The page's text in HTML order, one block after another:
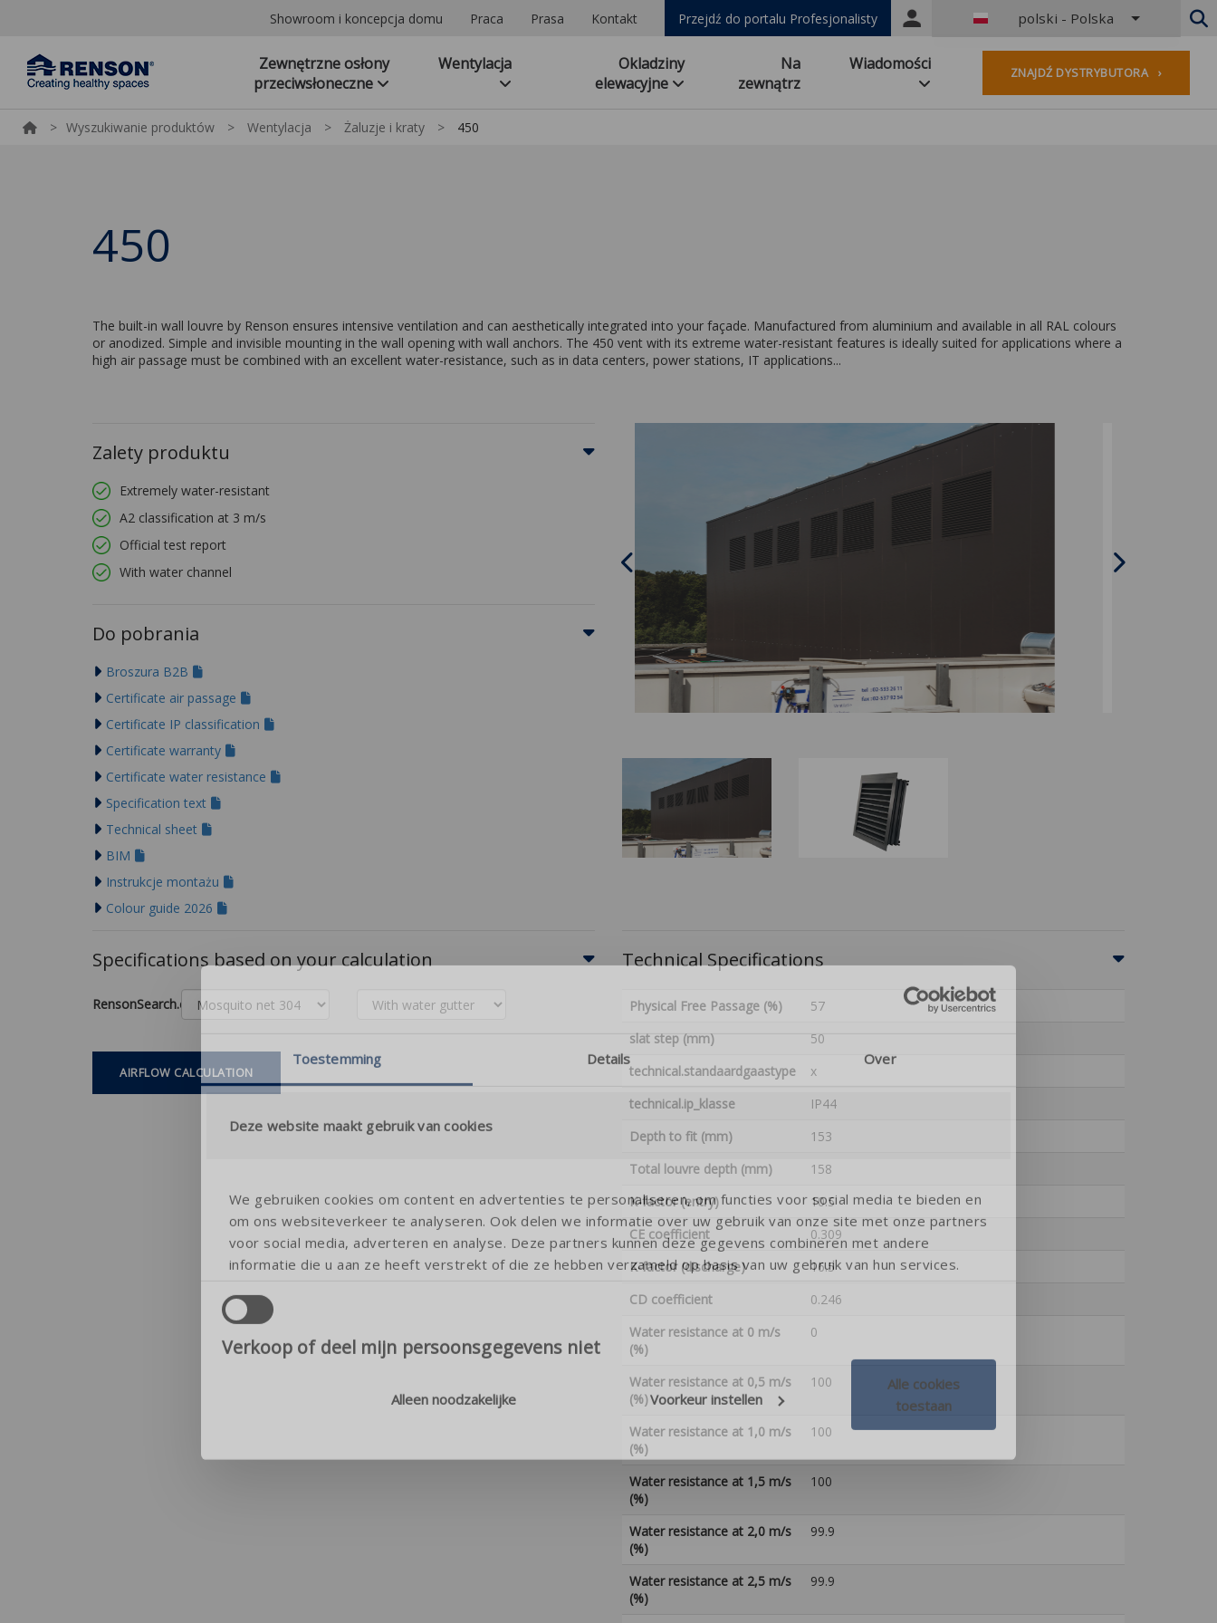
Toestemming Details Over
Deze website maakt gebruik van cookies
We gebruiken cookies om content en advertenties te personaliseren, om functies voor social media te bieden en
om ons websiteverkeer te analyseren. Ook delen we informatie over uw gebruik van onze site met onze partners
voor social media, adverteren en analyse. Deze partners kunnen deze gegevens combineren met andere
informatie die u aan ze heeft verstrekt of die ze hebben verzameld op basis van uw gebruik van hun services.
Verkoop of deel mijn persoonsgegevens niet
Alleen noodzakelijke Voorkeur instellen
Alle cookies
toestaan
Showroom i koncepcja domu Praca Prasa Kontakt Przejdź do portalu Profesjonalisty
Portal
polski - Polska
Niderlandy - Belgia
Francuski - Belgia
Holandia - Niderlandy
Czechy - Czechy
Węgry - Węgry
Hiszpański - Hiszpania
Zewnętrzne osłony
przeciwsłoneczne
Wentylacja
Okladziny
elewacyjne
Na
zewnątrz
Wiadomości ZNAJDŹ DYSTRYBUTORA ›
> Wyszukiwanie produktów > Wentylacja > Żaluzje i kraty > 450
450
The built-in wall louvre by Renson ensures intensive ventilation and can aesthetically integrated into your façade. Manufactured from aluminium and available in all RAL colours
or anodized. Simple and invisible mounting in the wall opening with wall anchors. The 450 vent with its extreme water-resistant features is ideally suited for applications where a
high air passage must be combined with an excellent water-resistance, such as in data centers, power stations, IT applications...
Zalety produktu
Extremely water-resistant
A2 classification at 3 m/s
Official test report
With water channel
Do pobrania
Broszura B2B
Certificate air passage
Certificate IP classification
Certificate warranty
Certificate water resistance
Specification text
Technical sheet
BIM
Instrukcje montażu
Colour guide 2026
Specifications based on your calculation
RensonSearch.calculation.Gaastype
AIRFLOW CALCULATION
Technical Specifications
Physical Free Passage (%)
57
slat step (mm)
50
technical.standaardgaastype
x
technical.ip_klasse
IP44
Depth to fit (mm)
153
Total louvre depth (mm)
158
K-factor (entry)
10.5
CE coefficient
0.309
K-factor (discharge)
16.5
CD coefficient
0.246
Water resistance at 0 m/s
(%)
0
Water resistance at 0,5 m/s
(%)
100
Water resistance at 1,0 m/s
(%)
100
Water resistance at 1,5 m/s
(%)
100
Water resistance at 2,0 m/s
(%)
99.9
Water resistance at 2,5 m/s
(%)
99.9